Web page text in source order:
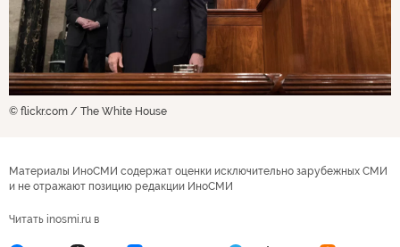
© flickr.com / The White House
Материалы ИноСМИ содержат оценки исключительно зарубежных СМИ
и не отражают позицию редакции ИноСМИ
Читать inosmi.ru в